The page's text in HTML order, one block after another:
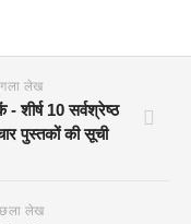
लेख
- शीर्ष 10 सर्वश्रेष्ठ
पुस्तकों की सूची
लेख